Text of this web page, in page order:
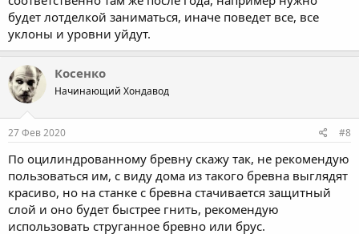
будет лотделкой заниматься, иначе поведет все, все
уклоны и уровни уйдут.
Косенко
Начинающий Хондавод
27 Фев 2020 #8
По оцилиндрованному бревну скажу так, не рекомендую
пользоваться им, с виду дома из такого бревна выглядят
красиво, но на станке с бревна стачивается защитный
слой и оно будет быстрее гнить, рекомендую
использовать струганное бревно или брус.